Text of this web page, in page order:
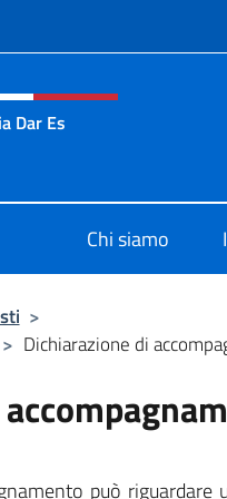
e menù
Dar Es
Chi siamo
>
> Dichiarazione di
può